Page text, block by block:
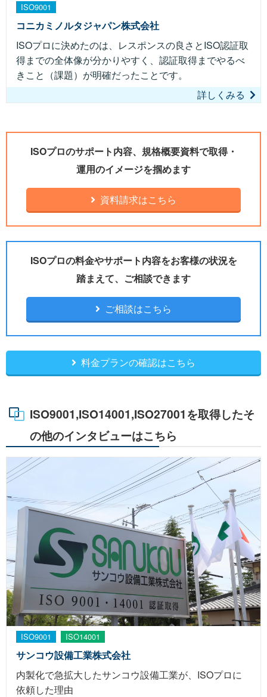
ISO9001
コニカミノルタジャパン株式会社
ISOプロに決めたのは、レスポンスの良さとISO認証取
得までの全体像が分かりやすく、認証取得までやるべ
きこと（課題）が明確だったことです。
詳しくみる
ISOプロのサポート内容、規格概要資料で取得・
運用のイメージを掴めます
資料請求はこちら
ISOプロの料金やサポート内容をお客様の状況を
踏まえて、ご相談できます
ご相談はこちら
料金プランの確認はこちら
ISO9001,ISO14001,ISO27001を取得したそ
の他のインタビューはこちら
ISO9001 ISO14001
サンコウ設備工業株式会社
内製化で急拡大したサンコウ設備工業が、ISOプロに
依頼した理由